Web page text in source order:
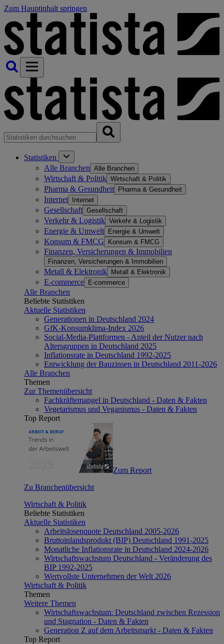
Zum Hauptinhalt springen
Statistiken
Alle Branchen Alle Branchen
Wirtschaft & Politik Wirtschaft & Politik
Pharma & Gesundheit Pharma & Gesundheit
Internet Internet
Gesellschaft Gesellschaft
Verkehr & Logistik Verkehr & Logistik
Energie & Umwelt Energie & Umwelt
Konsum & FMCG Konsum & FMCG
Finanzen, Versicherungen & Immobilien
Finanzen, Versicherungen & Immobilien
Metall & Elektronik Metall & Elektronik
E-commerce E-commerce
Alle Branchen
Beliebte Statistiken
Aktuelle Statistiken
Generationen in Deutschland 2024
GfK-Konsumklima-Index 2026
Social-Media-Plattformen - Anteil der Nutzer nach
Altersgruppen in Deutschland 2025
Inflationsrate in Deutschland 1992-2025
Entwicklung der Bauzinsen in Deutschland 2011-2026
Alle Branchen
Themen
Zur Themenübersicht
Fachkräftemangel in Deutschland - Daten & Fakten
Vegetarismus und Veganismus - Daten & Fakten
Top Report
Zum Report
Zu Branchenübersicht
Wirtschaft & Politik
Beliebte Statistiken
Aktuelle Statistiken
Arbeitslosenquote Deutschland 2005-2026
Bruttoinlandsprodukt (BIP) Deutschland 1991-2025
Monatliche Inflationsrate in Deutschland 2024-2026
Wirtschaftswachstum Deutschland - Veränderung des
BIP 1992-2025
Wertvollste Unternehmen der Welt 2026
Wirtschaft & Politik
Themen
Weitere Themen
Wirtschaftswachstum: Deutschland zwischen Rezession
und Stagnation - Daten & Fakten
Generation Z auf dem Arbeitsmarkt - Daten & Fakten
Top Report